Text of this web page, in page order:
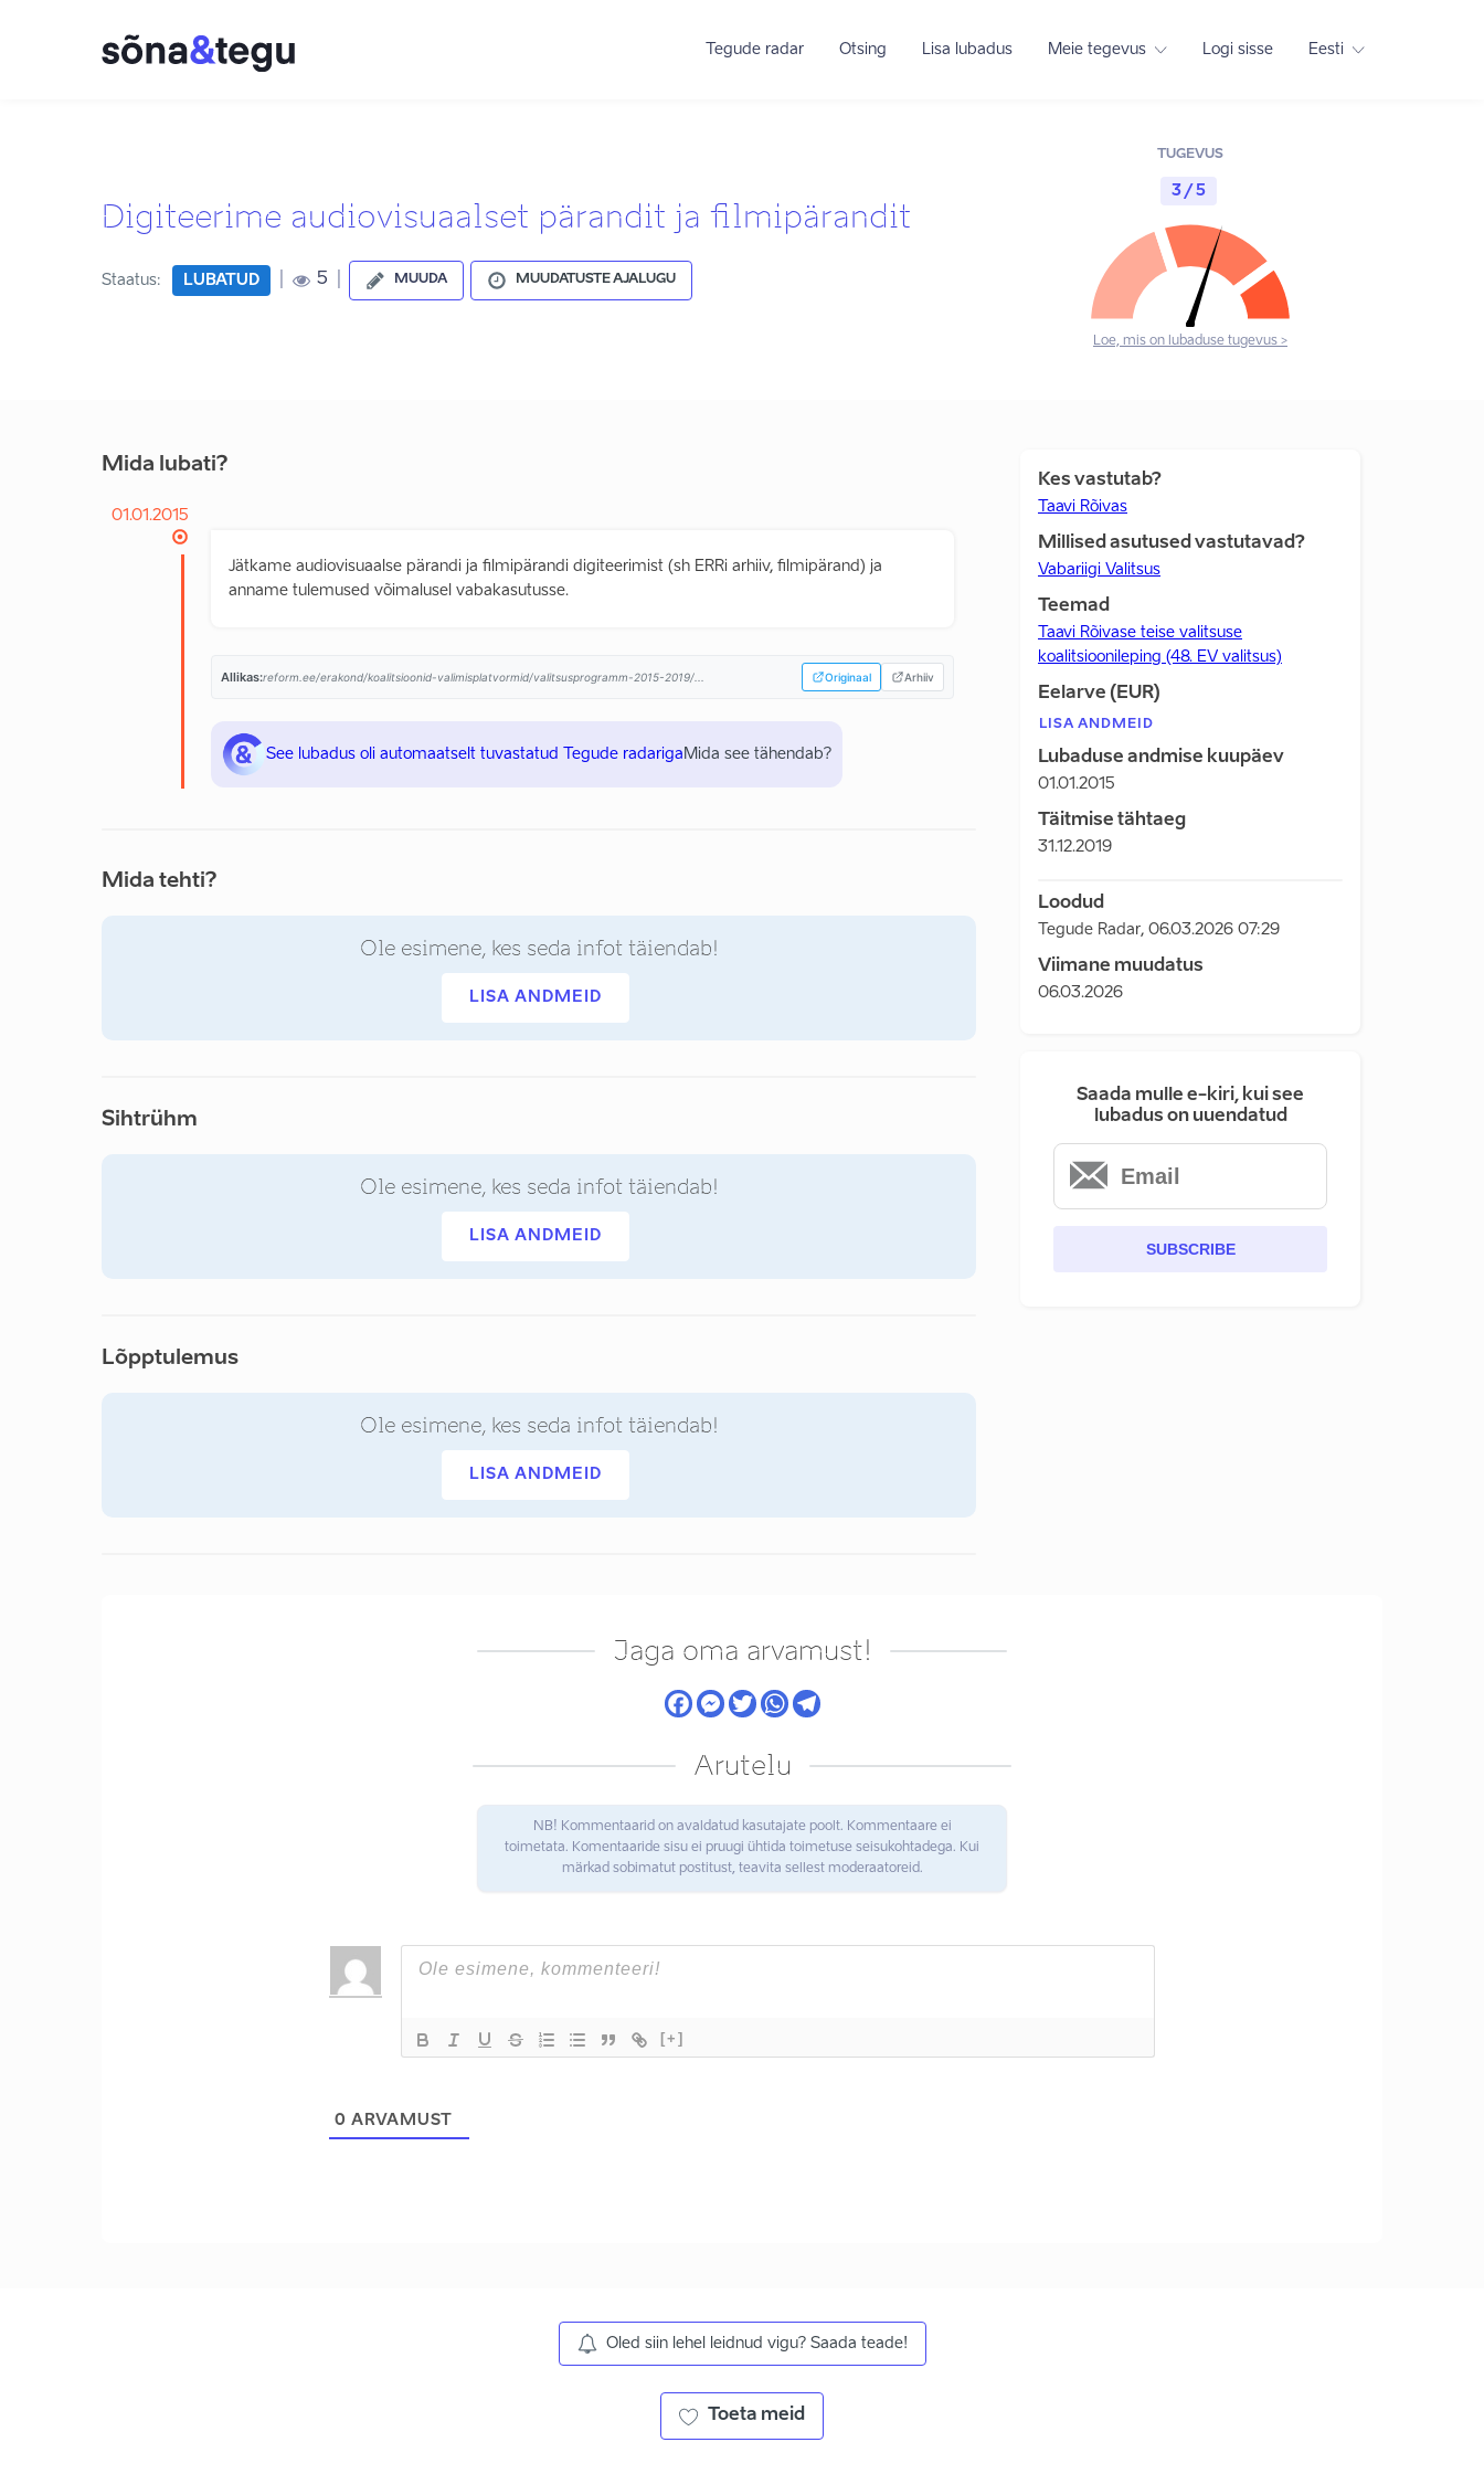
Tegude radar Otsing Lisa lubadus Meie tegevus Logi sisse Eesti
Digiteerime audiovisuaalset pärandit ja filmipärandit
Staatus: LUBATUD 5 MUUDA MUUDATUSTE AJALUGU
TUGEVUS
3 / 5
Loe, mis on lubaduse tugevus >
Mida lubati?
01.01.2015
Jätkame audiovisuaalse pärandi ja filmipärandi digiteerimist (sh ERRi arhiiv, filmipärand) ja
anname tulemused võimalusel vabakasutusse.
Allikas:reform.ee/erakond/koalitsioonid-valimisplatvormid/valitsusprogramm-2015-2019/... Originaal Arhiiv
See lubadus oli automaatselt tuvastatud Tegude radariga Mida see tähendab?
Mida tehti?
Ole esimene, kes seda infot täiendab!
LISA ANDMEID
Sihtrühm
Ole esimene, kes seda infot täiendab!
LISA ANDMEID
Lõpptulemus
Ole esimene, kes seda infot täiendab!
LISA ANDMEID
Kes vastutab?
Taavi Rõivas
Millised asutused vastutavad?
Vabariigi Valitsus
Teemad
Taavi Rõivase teise valitsuse
koalitsioonileping (48. EV valitsus)
Eelarve (EUR)
LISA ANDMEID
Lubaduse andmise kuupäev
01.01.2015
Täitmise tähtaeg
31.12.2019
Loodud
Tegude Radar, 06.03.2026 07:29
Viimane muudatus
06.03.2026
Saada mulle e-kiri, kui see
lubadus on uuendatud
SUBSCRIBE
Jaga oma arvamust!
Arutelu
NB! Kommentaarid on avaldatud kasutajate poolt. Kommentaare ei
toimetata. Komentaaride sisu ei pruugi ühtida toimetuse seisukohtadega. Kui
märkad sobimatut postitust, teavita sellest moderaatoreid.
[+]
0 ARVAMUST
Oled siin lehel leidnud vigu? Saada teade!
Toeta meid